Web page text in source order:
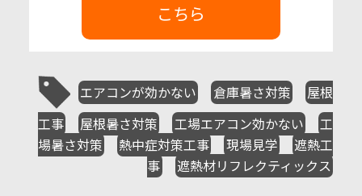
こちら
エアコンが効かない 倉庫暑さ対策
屋根
工事
屋根暑さ対策 工場エアコン効かない
工
場暑さ対策
熱中症対策工事 現場見学
遮熱工
事
遮熱材リフレクティックス